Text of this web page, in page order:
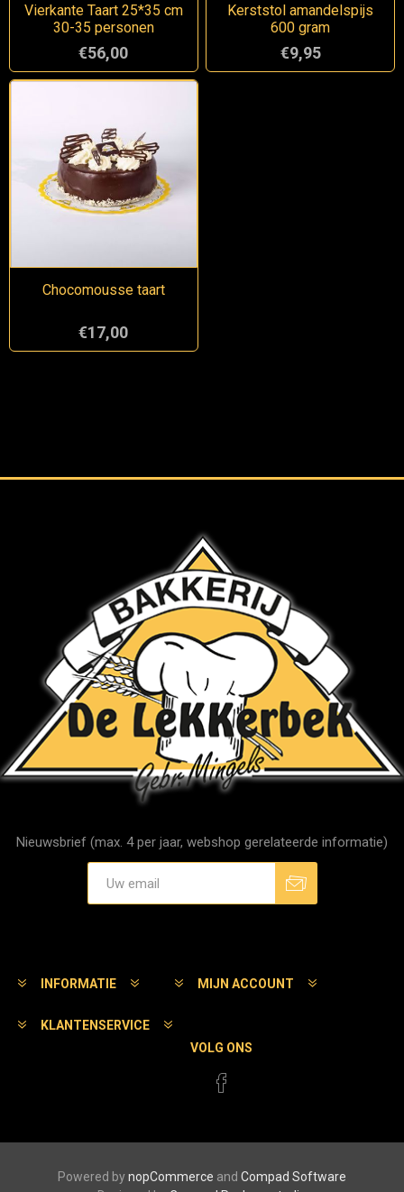
Vierkante Taart 25*35 cm
30-35 personen
€56,00
Kerststol amandelspijs
600 gram
€9,95
Chocomousse taart
€17,00
Nieuwsbrief (max. 4 per jaar, webshop gerelateerde informatie)
INFORMATIE MIJN ACCOUNT
KLANTENSERVICE
VOLG ONS
Powered bynopCommerce and Compad Software